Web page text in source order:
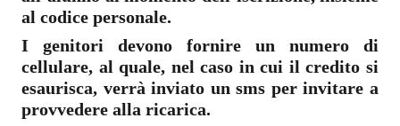
al codice personale.
I genitori devono fornire un numero di
cellulare, al quale, nel caso in cui il credito si
esaurisca, verrà inviato un sms per invitare a
provvedere alla ricarica.